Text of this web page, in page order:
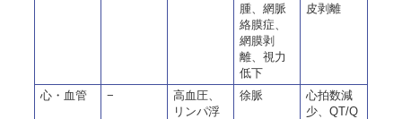
腫、網脈
絡膜症、
網膜剥
離、視力
低下
皮剥離
心・血管 −
高血圧、
リンパ浮
徐脈
心拍数減
少、QT/Q